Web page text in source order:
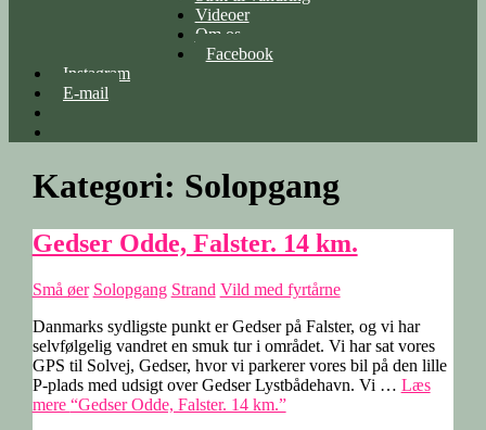
Videoer
Om os
Facebook
Instagram
E-mail
Kategori: Solopgang
Gedser Odde, Falster. 14 km.
Små øer Solopgang Strand Vild med fyrtårne
Danmarks sydligste punkt er Gedser på Falster, og vi har
selvfølgelig vandret en smuk tur i området. Vi har sat vores
GPS til Solvej, Gedser, hvor vi parkerer vores bil på den lille
P-plads med udsigt over Gedser Lystbådehavn. Vi … Læs
mere “Gedser Odde, Falster. 14 km.”